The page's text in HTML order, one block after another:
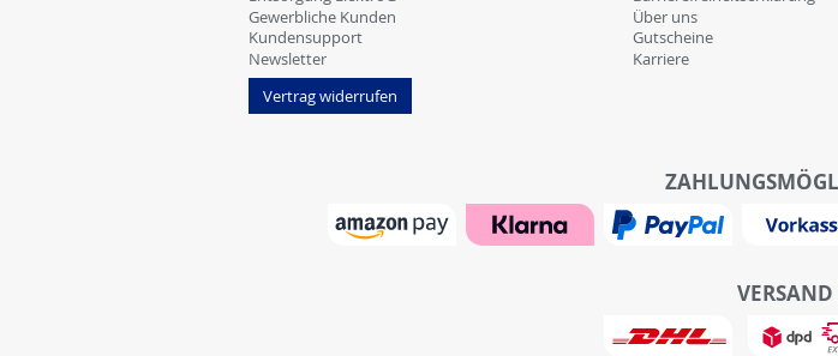
Gewerbliche Kunden
Kundensupport
Newsletter
Vertrag widerrufen
Über uns
Gutscheine
Karriere